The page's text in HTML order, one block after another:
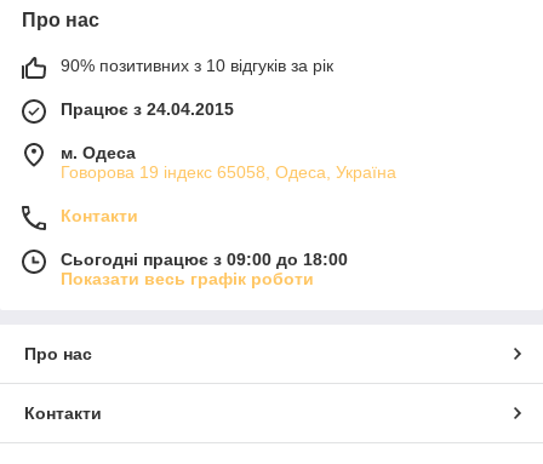
Про нас
90% позитивних з 10 відгуків за рік
Працює з 24.04.2015
м. Одеса
Говорова 19 індекс 65058, Одеса, Україна
Контакти
Сьогодні працює з 09:00 до 18:00
Показати весь графік роботи
Про нас
Контакти